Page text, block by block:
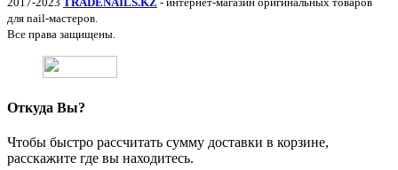
для nail-мастеров.
Все права защищены.
Откуда Вы?
Чтобы быстро рассчитать сумму доставки в корзине,
расскажите где вы находитесь.